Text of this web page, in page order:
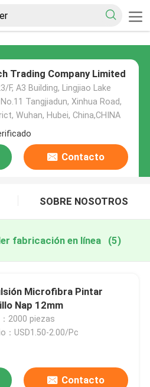
Trading Company Limited
F, A3 Building, Lingjiao Lake
Tangjiadun, Xinhua Road,
Wuhan, Hubei, China,CHINA
Contacto
SOBRE NOSOTROS
fabricación en línea (5)
Microfibra Pintar
Nap 12mm
：2000 piezas
：USD1.50-2.00/Pc
Contacto